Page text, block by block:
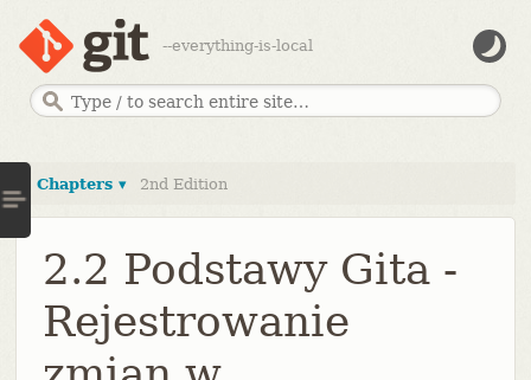
--everything-is-local
Chapters ▾ 2nd Edition
2.2 Podstawy Gita -
Rejestrowanie